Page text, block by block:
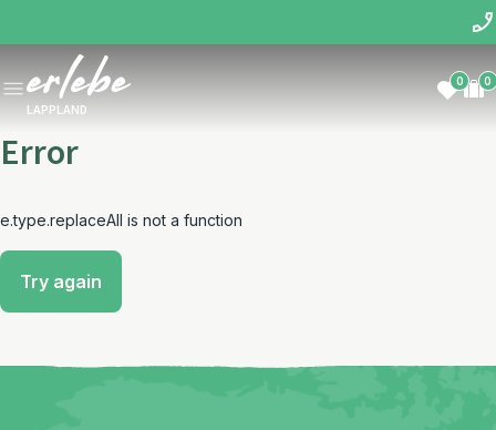
LAPPLAND
0 0
Error
e.type.replaceAll is not a function
Try again